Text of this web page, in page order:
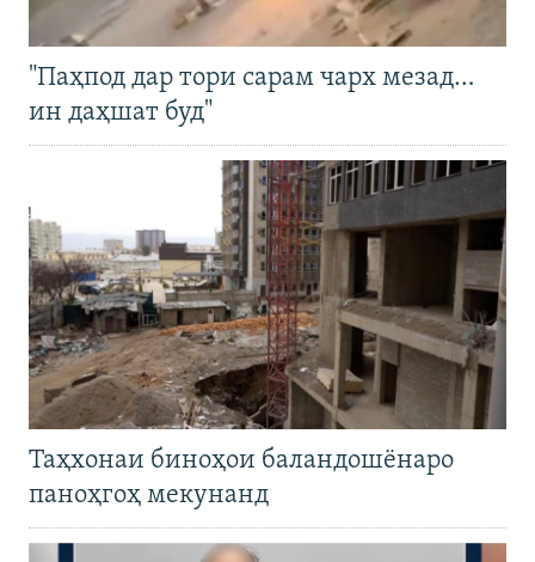
"Паҳпод дар тори сарам чарх мезад…
ин даҳшат буд"
Таҳхонаи биноҳои баландошёнаро
паноҳгоҳ мекунанд